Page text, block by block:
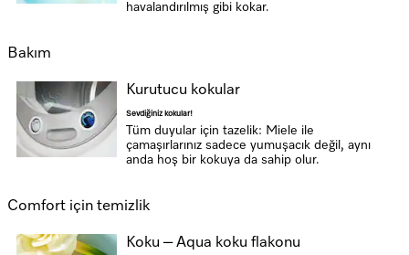
havalandırılmış gibi kokar.
Bakım
Kurutucu kokular
Sevdiğiniz kokular!
Tüm duyular için tazelik: Miele ile
çamaşırlarınız sadece yumuşacık değil, aynı
anda hoş bir kokuya da sahip olur.
Comfort için temizlik
Koku – Aqua koku flakonu